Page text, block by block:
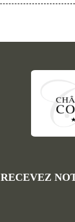
RECEVEZ